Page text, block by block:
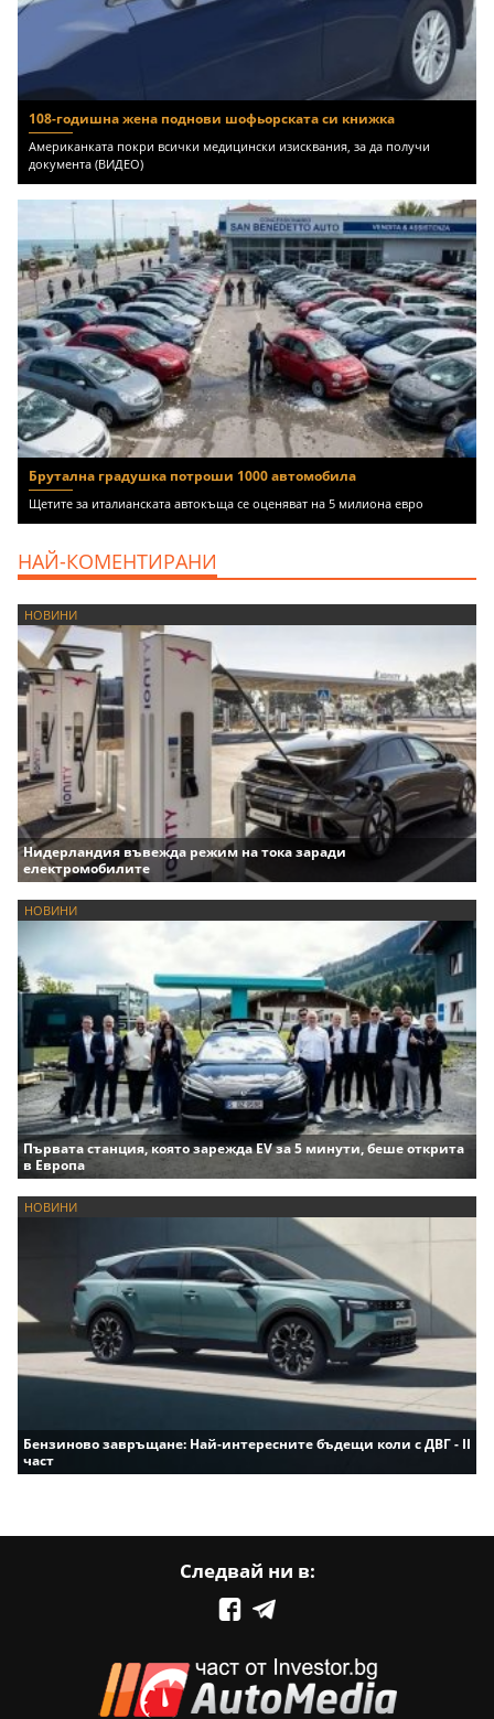
108-годишна жена поднови шофьорската си книжка
Американката покри всички медицински изисквания, за да получи
документа (ВИДЕО)
Брутална градушка потроши 1000 автомобила
Щетите за италианската автокъща се оценяват на 5 милиона евро
НАЙ-КОМЕНТИРАНИ
НОВИНИ
Нидерландия въвежда режим на тока заради
електромобилите
НОВИНИ
Първата станция, която зарежда EV за 5 минути, беше открита
в Европа
НОВИНИ
Бензиново завръщане: Най-интересните бъдещи коли с ДВГ - II
част
Следвай ни в: